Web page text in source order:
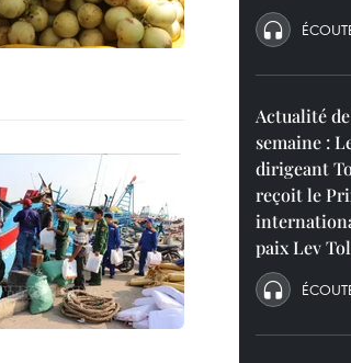
Actualité
semaine :
dirigeant
reçoit le
paix Lev